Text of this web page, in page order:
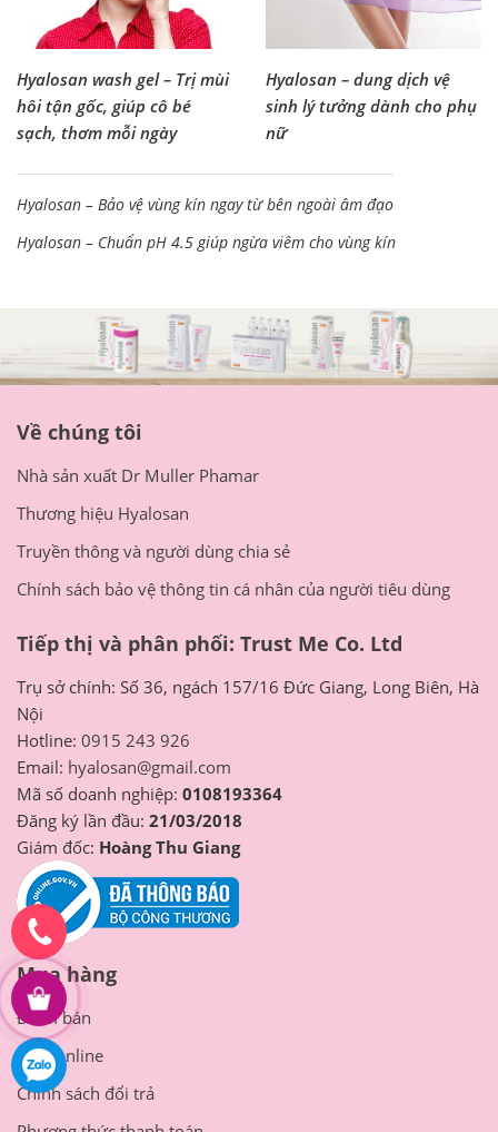
Hyalosan wash gel – Trị mùi
hôi tận gốc, giúp cô bé
sạch, thơm mỗi ngày
Hyalosan – dung dịch vệ
sinh lý tưởng dành cho phụ
nữ
Hyalosan – Bảo vệ vùng kín ngay từ bên ngoài âm đạo
Hyalosan – Chuẩn pH 4.5 giúp ngừa viêm cho vùng kín
Về chúng tôi
Nhà sản xuất Dr Muller Phamar
Thương hiệu Hyalosan
Truyền thông và người dùng chia sẻ
Chính sách bảo vệ thông tin cá nhân của người tiêu dùng
Tiếp thị và phân phối: Trust Me Co. Ltd
Trụ sở chính: Số 36, ngách 157/16 Đức Giang, Long Biên, Hà
Nội
Hotline: 0915 243 926
Email: hyalosan@gmail.com
Mã số doanh nghiệp: 0108193364
Đăng ký lần đầu: 21/03/2018
Giám đốc: Hoàng Thu Giang
Mua hàng
Điểm bán
Mua online
Chính sách đổi trả